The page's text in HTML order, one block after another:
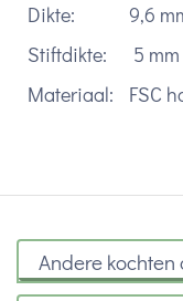
Dikte:
9,6
Stiftdikte:
5 mm
Materiaal:
FSC
Andere kochten